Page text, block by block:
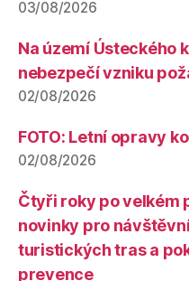
03/08/2026
Na území Ústeckého
nebezpečí vzniku
02/08/2026
FOTO: Letní opravy
02/08/2026
Čtyři roky po velkém
novinky pro
turistických tras a
prevence